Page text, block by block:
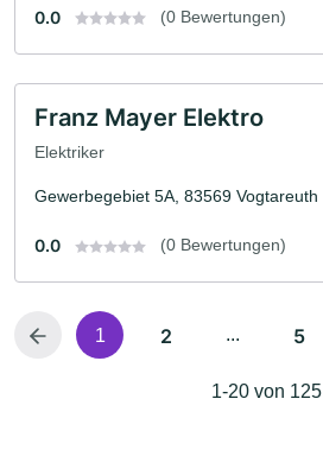
0.0 (0 Bewertungen)
Franz Mayer Elektro
Elektriker
Gewerbegebiet 5A, 83569 Vogtareuth
0.0 (0 Bewertungen)
1 2 ... 5
1-20 von 125